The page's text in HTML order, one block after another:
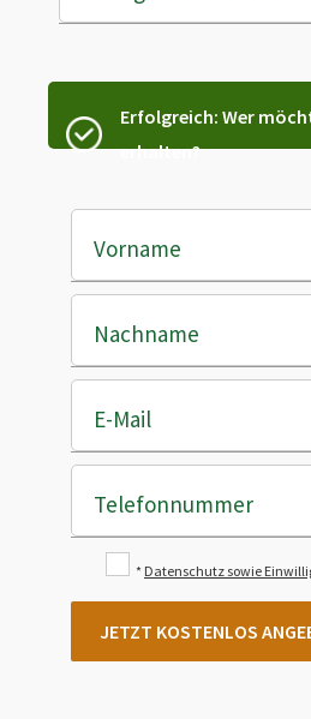
Erfolgreich: Wer
erhalten?
Vorname
Nachname
E-Mail
Telefonnummer
* Datenschutz sowie
JETZT KOSTENLOS